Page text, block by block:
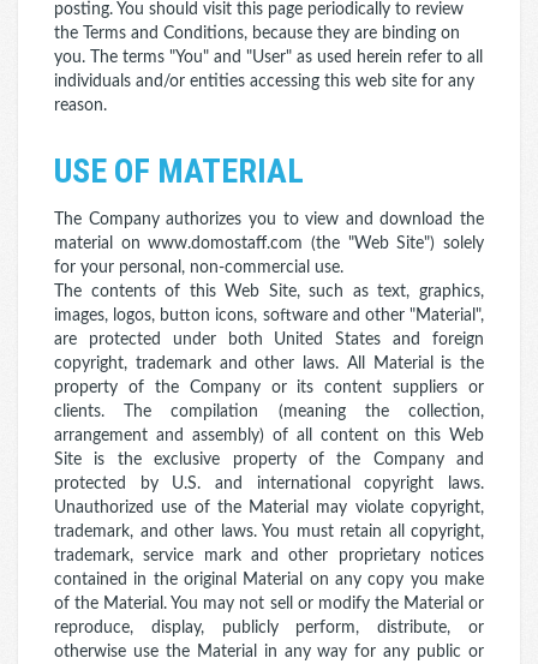
posting. You should visit this page periodically to review
the Terms and Conditions, because they are binding on
you. The terms "You" and "User" as used herein refer to all
individuals and/or entities accessing this web site for any
reason.
USE OF MATERIAL
The Company authorizes you to view and download the
material on www.domostaff.com (the "Web Site") solely
for your personal, non-commercial use.
The contents of this Web Site, such as text, graphics,
images, logos, button icons, software and other "Material",
are protected under both United States and foreign
copyright, trademark and other laws. All Material is the
property of the Company or its content suppliers or
clients. The compilation (meaning the collection,
arrangement and assembly) of all content on this Web
Site is the exclusive property of the Company and
protected by U.S. and international copyright laws.
Unauthorized use of the Material may violate copyright,
trademark, and other laws. You must retain all copyright,
trademark, service mark and other proprietary notices
contained in the original Material on any copy you make
of the Material. You may not sell or modify the Material or
reproduce, display, publicly perform, distribute, or
otherwise use the Material in any way for any public or